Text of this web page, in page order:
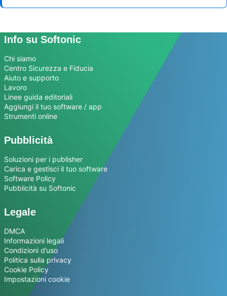
Info su Softonic
Chi siamo
Centro Sicurezza e Fiducia
Aiuto e supporto
Lavoro
Linee guida editoriali
Aggiungi il tuo software / app
Strumenti online
Pubblicità
Soluzioni per i publisher
Carica e gestisci il tuo software
Software Policy
Pubblicità su Softonic
Legale
DMCA
Informazioni legali
Condizioni d’uso
Politica sulla privacy
Cookie Policy
Impostazioni cookie